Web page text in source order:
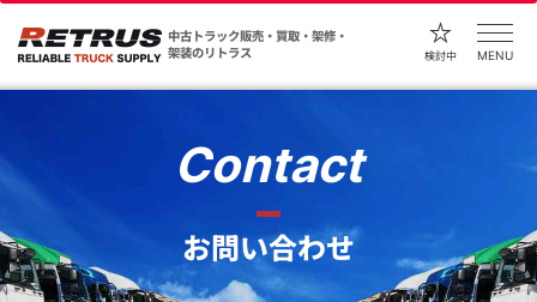
中古トラック販売・買取・架修・
架装のリトラス
検討中 MENU
Contact
お問い合わせ